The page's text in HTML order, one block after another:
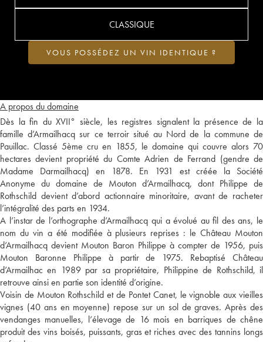
A propos du domaine
Dès la fin du XVII° siècle, les registres signalent la présence de la
famille d’Armailhacq sur ce terroir situé au Nord de la commune de
Pauillac. Classé 5ème cru en 1855, le domaine qui couvre alors 70
hectares devient propriété du Comte Adrien de Ferrand (gendre de
Madame Darmailhacq) en 1878. En 1931 est créée la Société
Anonyme du domaine de Mouton d’Armailhacq, dont Philippe de
Rothschild devient d’abord actionnaire minoritaire, avant de racheter
l’intégralité des parts en 1934.
A l’instar de l’orthographe d’Armailhacq qui a évolué au fil des ans, le
nom du vin a été modifiée à plusieurs reprises : le Château Mouton
d’Armailhacq devient Mouton Baron Philippe à compter de 1956, puis
Mouton Baronne Philippe à partir de 1975. Rebaptisé Château
d’Armailhac en 1989 par sa propriétaire, Philippine de Rothschild, il
retrouve ainsi en partie son identité d’origine.
Voisin de Mouton Rothschild et de Pontet Canet, le vignoble aux vieilles
vignes (40 ans en moyenne) repose sur un sol de graves. Après des
vendanges manuelles, l’élevage de 16 mois en barriques de chêne
produit des vins boisés, puissants, gras et riches avec des tannins longs
CLASSIQUE
VOUS POSSÉDEZ UN VIN IDENTIQUE ?